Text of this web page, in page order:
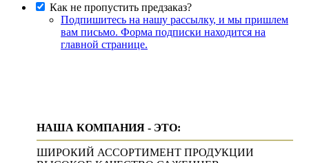
Как не пропустить предзаказ?
Подпишитесь на нашу рассылку, и мы пришлем
вам письмо. Форма подписки находится на
главной странице.
НАША КОМПАНИЯ - ЭТО:
ШИРОКИЙ АССОРТИМЕНТ ПРОДУКЦИИ